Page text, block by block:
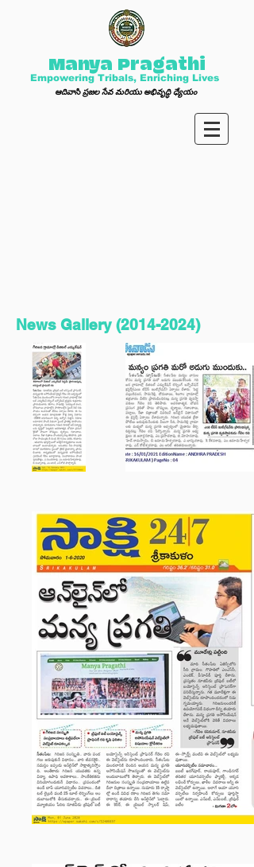
Manya Pragathi
Empowering Tribals, Enriching Lives
ఆదివాసి ప్రజల సేవ మరియు అభివృద్ధి ధ్యేయం
News Gallery (2014-2024)